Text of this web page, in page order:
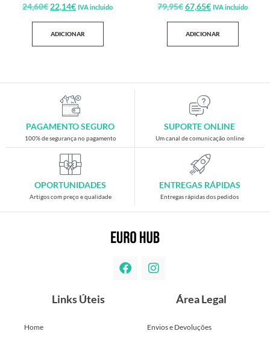
24,60€ 22,14€ IVA incluido
ADICIONAR
79,95€67,65€ IVA incluido
ADICIONAR
PAGAMENTO SEGURO
100% de segurança no pagamento
SUPORTE ONLINE
Um canal de comunicação online
OPORTUNIDADES
Artigos com preço e qualidade
ENTREGAS RÁPIDAS
Entregas rápidas dos pedidos
Links Úteis
Home
Área Legal
Envios e Devoluções